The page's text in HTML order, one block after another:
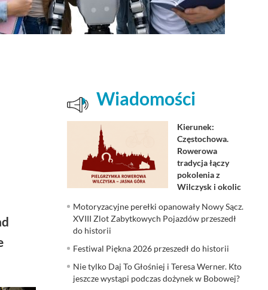
Wiadomości
Kierunek:
Częstochowa.
Rowerowa
tradycja łączy
pokolenia z
Wilczysk i okolic
Motoryzacyjne perełki opanowały Nowy Sącz.
XVIII Zlot Zabytkowych Pojazdów przeszedł
do historii
Festiwal Piękna 2026 przeszedł do historii
Nie tylko Daj To Głośniej i Teresa Werner. Kto
jeszcze wystąpi podczas dożynek w Bobowej?